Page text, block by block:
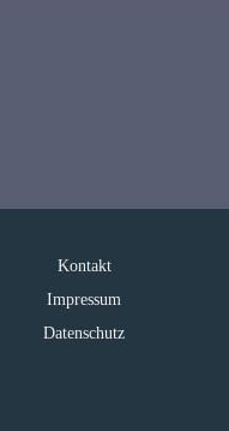
Kontakt
Impressum
Datenschutz